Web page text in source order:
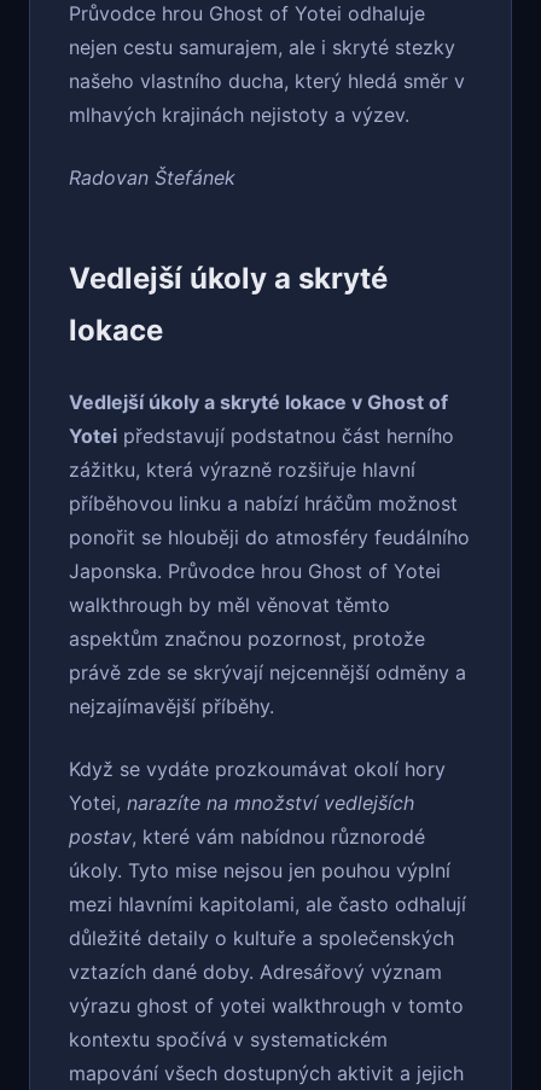
Průvodce hrou Ghost of Yotei odhaluje
nejen cestu samurajem, ale i skryté stezky
našeho vlastního ducha, který hledá směr v
mlhavých krajinách nejistoty a výzev.
Radovan Štefánek
Vedlejší úkoly a skryté
lokace
Vedlejší úkoly a skryté lokace v Ghost of
Yotei představují podstatnou část herního
zážitku, která výrazně rozšiřuje hlavní
příběhovou linku a nabízí hráčům možnost
ponořit se hlouběji do atmosféry feudálního
Japonska. Průvodce hrou Ghost of Yotei
walkthrough by měl věnovat těmto
aspektům značnou pozornost, protože
právě zde se skrývají nejcennější odměny a
nejzajímavější příběhy.
Když se vydáte prozkoumávat okolí hory
Yotei, narazíte na množství vedlejších
postav, které vám nabídnou různorodé
úkoly. Tyto mise nejsou jen pouhou výplní
mezi hlavními kapitolami, ale často odhalují
důležité detaily o kultuře a společenských
vztazích dané doby. Adresářový význam
výrazu ghost of yotei walkthrough v tomto
kontextu spočívá v systematickém
mapování všech dostupných aktivit a jejich